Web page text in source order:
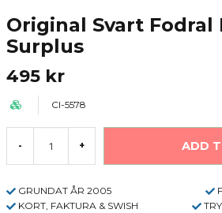
Original Svart Fodral
Surplus
495 kr
CI-5578
- + ADD
GRUNDAT ÅR 2005
KORT, FAKTURA & SWISH